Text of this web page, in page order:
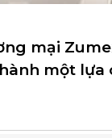
mại
một lựa